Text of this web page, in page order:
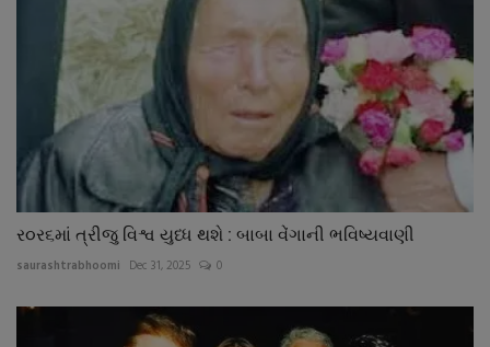
ર૦ર૬માં ત્રીજુ વિશ્વ યુધ્ધ થશે : બાબા વેંગાની ભવિષ્યવાણી
saurashtrabhoomi Dec 31, 2025 0